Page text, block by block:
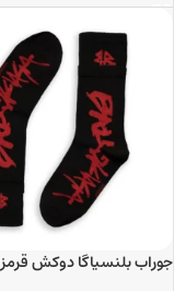
جوراب بلنسیاگا دوکش قرمز